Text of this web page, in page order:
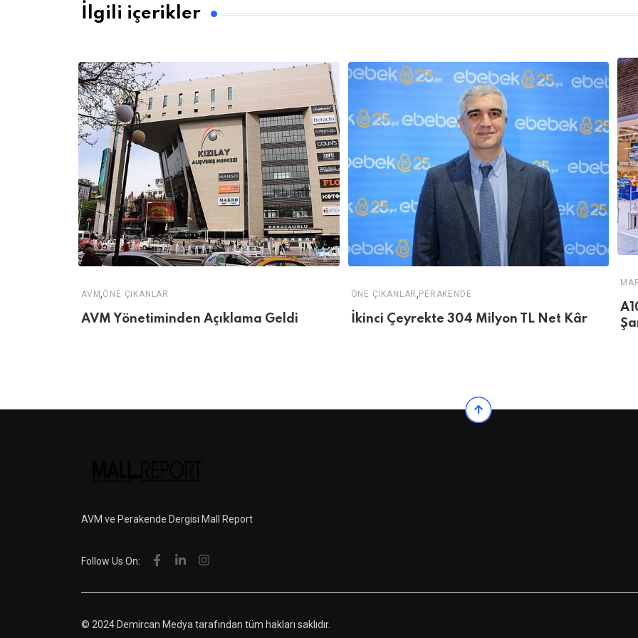
İlgili içerikler
AVM,ÖNE ÇIKANLAR
AVM Yönetiminden Açıklama Geldi
ÖNE ÇIKANLAR, PERAKENDE
İkinci Çeyrekte 304 Milyon TL Net Kâr
AVM ve Perakende Dergisi Mall Report
Follow Us On:
© 2024 Demircan Medya tarafından tüm hakları saklıdır.